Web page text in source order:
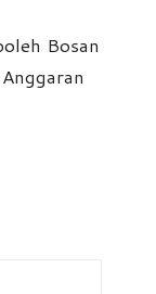
Bosan